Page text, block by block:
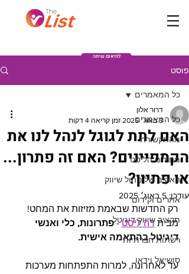
לתיאום שיחה
פוסט
כל המאמרים
מהתקשורת
מחירוני הליסט
האקים של ניהול שיווק
אתרים וקידום
תקציב שיווק דיגיטל
רשתות חברתיות
סושיאל וידאו
כל המאמרים
האם לתת לגוגל לנהל לנו את
הקמפיינים? האם זה פתרון...
או פתיון?
דרור אלון
3 באוג׳ 2025
זמן קריאה 4 דקות
עודכן: 5 באוג׳ 2025
רק החדשות שבאמת מזיזות את המחט!
מבית דה ליסט - פתרונות, כלי ואנשי
דיגיטל בהתאמה אישית.
עד לאחרונה, למרות התפתחות מערכות